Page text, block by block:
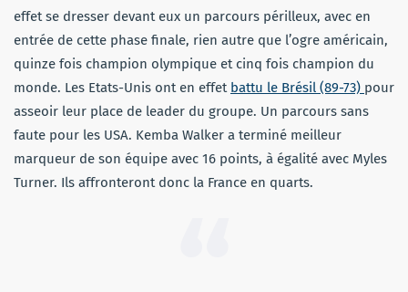
effet se dresser devant eux un parcours périlleux, avec en
entrée de cette phase finale, rien autre que l’ogre américain,
quinze fois champion olympique et cinq fois champion du
monde. Les Etats-Unis ont en effet battu le Brésil (89-73) pour
asseoir leur place de leader du groupe. Un parcours sans
faute pour les USA. Kemba Walker a terminé meilleur
marqueur de son équipe avec 16 points, à égalité avec Myles
Turner. Ils affronteront donc la France en quarts.